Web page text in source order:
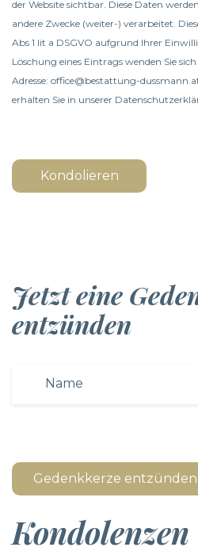
der Website sichtbar. Diese Daten
andere Zwecke (weiter-) verarbeitet.
Abs 1 lit a DSGVO aufgrund Ihrer
Löschung eines Eintrags wenden Sie
Adresse: office@bestattung-
erhalten Sie in unserer
Kondolieren
Jetzt eine
entzünden
Gedenkkerze entzünden
Kondolenzen